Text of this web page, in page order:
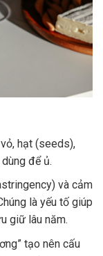
hạt (seeds),
để ủ.
và cảm
là yếu tố giúp
giữ lâu năm.
tạo nên cấu